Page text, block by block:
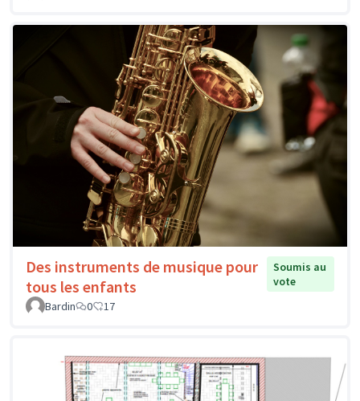
Des instruments de musique pour
tous les enfants
Soumis au
vote
Bardin
0 17